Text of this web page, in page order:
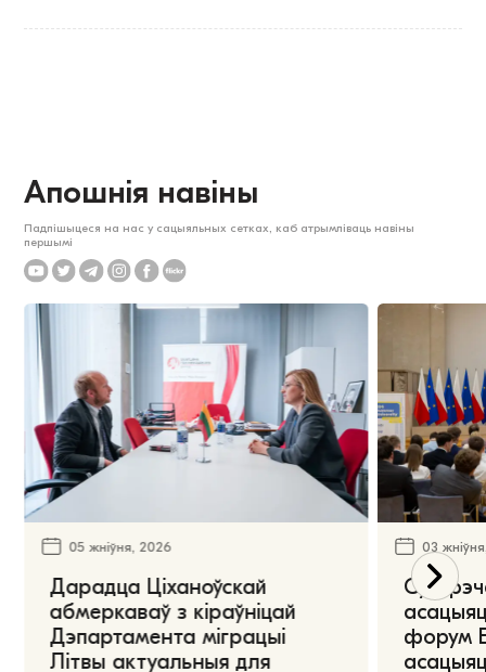
Апошнія навіны
Падпішыцеся на нас у сацыяльных сетках, каб атрымліваць навіны
першымі
05 жніўня, 2026
Дарадца Ціханоўскай
абмеркаваў з кіраўніцай
Дэпартамента міграцыі
Літвы актуальныя для
03
форум